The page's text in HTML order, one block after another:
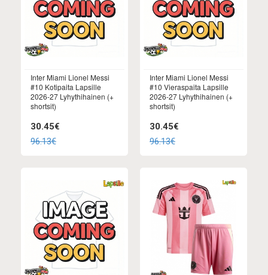
Inter Miami Lionel Messi
#10 Kotipaita Lapsille
2026-27 Lyhythihainen (+
shortsit)
30.45€
96.13€
Inter Miami Lionel Messi
#10 Vieraspaita Lapsille
2026-27 Lyhythihainen (+
shortsit)
30.45€
96.13€